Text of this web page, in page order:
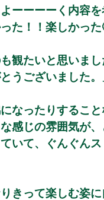
ーーーーく内容
た！！楽しかっ
観たいと思いま
うございました
なったりするこ
感じの雰囲気が
いて、ぐんぐん
きって楽しむ姿